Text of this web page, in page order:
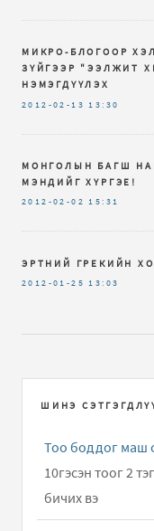
МИКРО-БЛОГООР
ЗҮЙГЭЭР "ЭЭЛЖИТ
НЭМЭГДҮҮЛЭХ
2012-02-13 13:30
МОНГОЛЫН БАГШ
МЭНДИЙГ ХҮРГЭЕ!
2012-02-02 15:31
ЭРТНИЙ ГРЕКИЙН
2012-01-25 13:03
ШИНЭ
Тоо боддог маш
10гэсэн тоог 2
бичих вэ